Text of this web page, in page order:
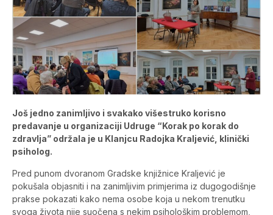
Još jedno zanimljivo i svakako višestruko korisno
predavanje u organizaciji Udruge “Korak po korak do
zdravlja” održala je u Klanjcu Radojka Kraljević, klinički
psiholog.
Pred punom dvoranom Gradske knjižnice Kraljević je
pokušala objasniti i na zanimljivim primjerima iz dugogodišnje
prakse pokazati kako nema osobe koja u nekom trenutku
svoga života nije suočena s nekim psihološkim problemom,